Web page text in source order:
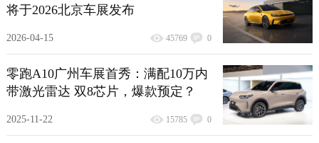
将于2026北京车展发布
2026-04-15 45769 0
零跑A10广州车展首秀：满配10万内
带激光雷达 双8芯片，爆款预定？
2025-11-22 15785 0